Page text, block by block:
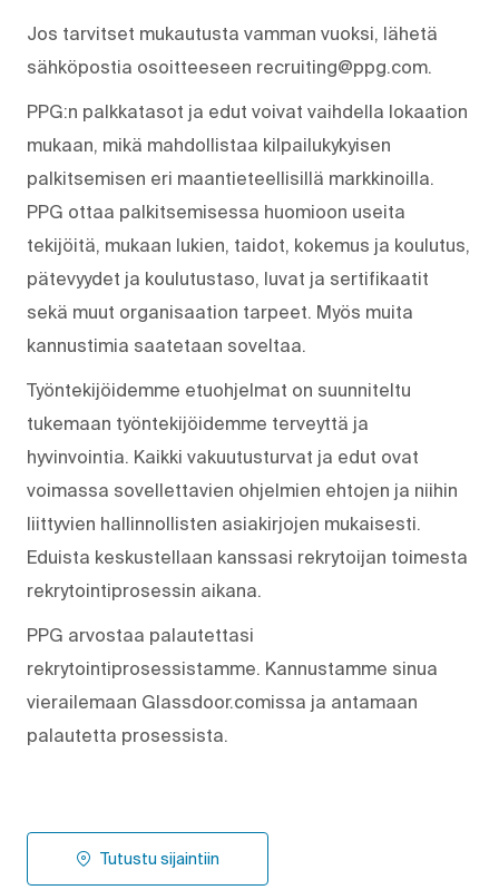
Jos tarvitset mukautusta vamman vuoksi, lähetä
sähköpostia osoitteeseen recruiting@ppg.com.
PPG:n palkkatasot ja edut voivat vaihdella lokaation
mukaan, mikä mahdollistaa kilpailukykyisen
palkitsemisen eri maantieteellisillä markkinoilla.
PPG ottaa palkitsemisessa huomioon useita
tekijöitä, mukaan lukien, taidot, kokemus ja koulutus,
pätevyydet ja koulutustaso, luvat ja sertifikaatit
sekä muut organisaation tarpeet. Myös muita
kannustimia saatetaan soveltaa.
Työntekijöidemme etuohjelmat on suunniteltu
tukemaan työntekijöidemme terveyttä ja
hyvinvointia. Kaikki vakuutusturvat ja edut ovat
voimassa sovellettavien ohjelmien ehtojen ja niihin
liittyvien hallinnollisten asiakirjojen mukaisesti.
Eduista keskustellaan kanssasi rekrytoijan toimesta
rekrytointiprosessin aikana.
PPG arvostaa palautettasi
rekrytointiprosessistamme. Kannustamme sinua
vierailemaan Glassdoor.comissa ja antamaan
palautetta prosessista.
Tutustu sijaintiin